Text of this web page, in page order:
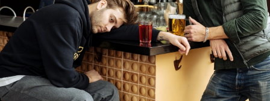
На Фонтанке открывается
французское бистро Le Moujik
Готовят в духе французской классики, которой
так недостает Петербургу уже давно.